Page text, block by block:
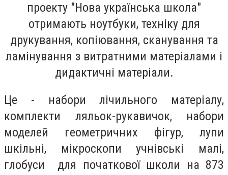
проекту "Нова українська школа"
отримають ноутбуки, техніку для
друкування, копіювання, сканування та
ламінування з витратними матеріалами і
дидактичні матеріали.
Це - набори лічильного матеріалу,
комплекти ляльок-рукавичок, набори
моделей геометричних фігур, лупи
шкільні, мікроскопи учнівські малі,
глобуси для початкової школи на 873